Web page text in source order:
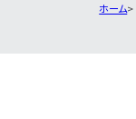
ホーム